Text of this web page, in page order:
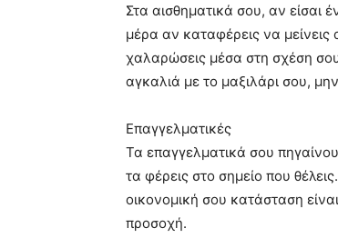
Στα αισθηματικά σου, αν είσαι
μέρα αν καταφέρεις να
χαλαρώσεις μέσα στη σχέση
αγκαλιά με το μαξιλάρι σου,
Επαγγελματικές
Τα επαγγελματικά σου
τα φέρεις στο σημείο που
οικονομική σου κατάσταση
προσοχή.